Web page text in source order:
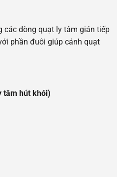
các dòng quạt ly tâm gián tiếp
phần đuôi giúp cánh quạt
tâm hút khói)